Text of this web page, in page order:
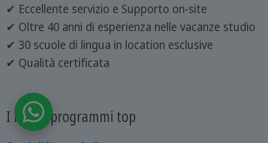
✔ Eccellente servizio e Supporto on-site
✔ Oltre 40 anni di esperienza nelle vacanze studio
✔ 30 scuole di lingua in location esclusive
✔ Qualità certificata
I nostri programmi top